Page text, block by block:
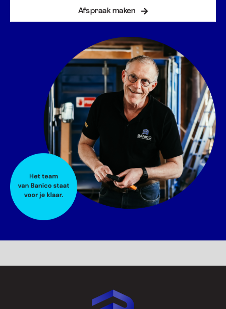
Afspraak maken